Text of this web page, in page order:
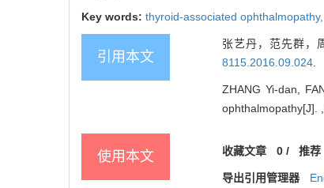
Key words: thyroid-associated ophthalmopathy,
引用本文
张艺丹，范先群，
8115.2016.09.024.
ZHANG Yi-dan,
ophthalmopathy[J]. ,
使用本文 收藏文章 0/ 推荐
导出引用管理器